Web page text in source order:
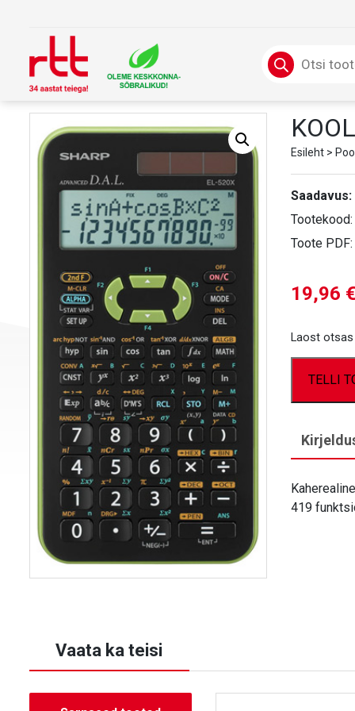
Products
search
Esileht>
Saadavus:
Tootekood:
Toote PDF:
19,96 €
Laost otsas
TELLI
419
Vaata ka teisi